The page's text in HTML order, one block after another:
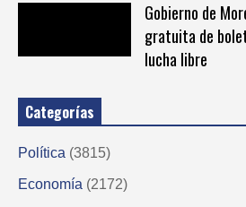
Gobierno de
gratuita de
lucha libre
Categorías
Política (3815)
Economía (2172)